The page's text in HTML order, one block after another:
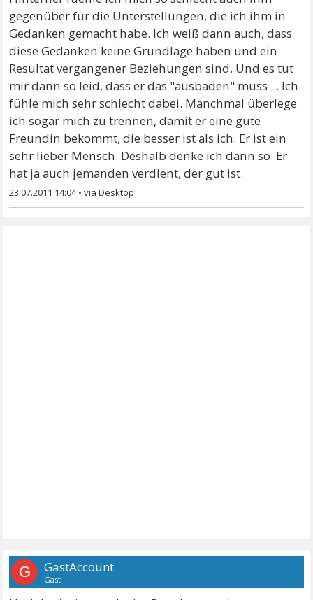
gegenüber für die Unterstellungen, die ich ihm in
Gedanken gemacht habe. Ich weiß dann auch, dass
diese Gedanken keine Grundlage haben und ein
Resultat vergangener Beziehungen sind. Und es tut
mir dann so leid, dass er das "ausbaden" muss ... Ich
fühle mich sehr schlecht dabei. Manchmal überlege
ich sogar mich zu trennen, damit er eine gute
Freundin bekommt, die besser ist als ich. Er ist ein
sehr lieber Mensch. Deshalb denke ich dann so. Er
hat ja auch jemanden verdient, der gut ist.
23.07.2011 14:04•
G GastAccount
Gast